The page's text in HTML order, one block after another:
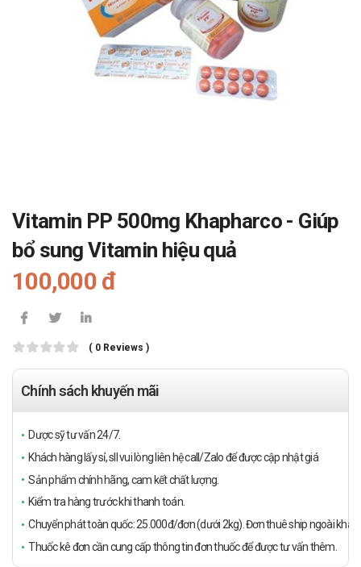
Vitamin PP 500mg Khapharco - Giúp
bổ sung Vitamin hiệu quả
100,000 đ
( 0 Reviews )
Chính sách khuyến mãi
Dược sỹ tư vấn 24/7.
Khách hàng lấy sỉ, sll vui lòng liên hệ call/Zalo để được cập nhật giá
Sản phẩm chính hãng, cam kết chất lượng.
Kiểm tra hàng trước khi thanh toán.
Chuyển phát toàn quốc: 25.000đ/đơn (dưới 2kg). Đơn thuê ship ngoài
Thuốc kê đơn cần cung cấp thông tin đơn thuốc để được tư vấn thêm.